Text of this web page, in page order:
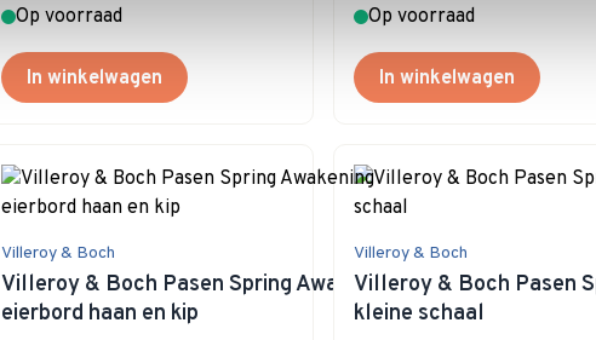
Op voorraad
In winkelwagen
Op voorraad
In winkelwagen
Villeroy & Boch
Villeroy & Boch Pasen Spring Awakening
eierbord haan en kip
Villeroy & Boch
Villeroy & Boch Pasen
kleine schaal